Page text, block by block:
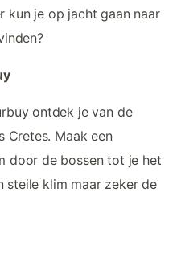
kun je op jacht gaan naar
ontdek je van de
Cretes. Maak een
door de bossen tot je het
steile klim maar zeker de